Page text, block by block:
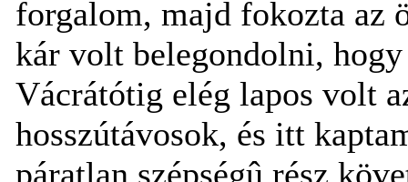
forgalom, majd fokozta az
kár volt belegondolni,
Vácrátótig elég lapos volt
hosszútávosok, és itt
páratlan szépségû rész